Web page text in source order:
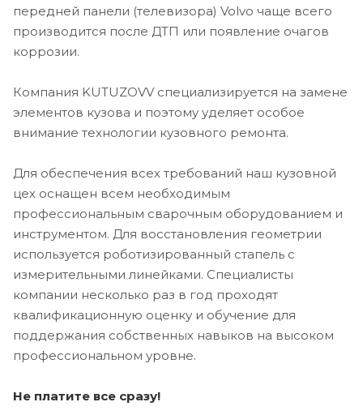
передней панели (телевизора) Volvo чаще всего
производится после ДТП или появление очагов
коррозии.
Компания KUTUZOVV специализируется на замене
элементов кузова и поэтому уделяет особое
внимание технологии кузовного ремонта.
Для обеспечения всех требований наш кузовной
цех оснащен всем необходимым
профессиональным сварочным оборудованием и
инструментом. Для восстановления геометрии
используется роботизированный стапель с
измерительными линейками. Специалисты
компании несколько раз в год проходят
квалификационную оценку и обучение для
поддержания собственных навыков на высоком
профессиональном уровне.
Не платите все сразу!